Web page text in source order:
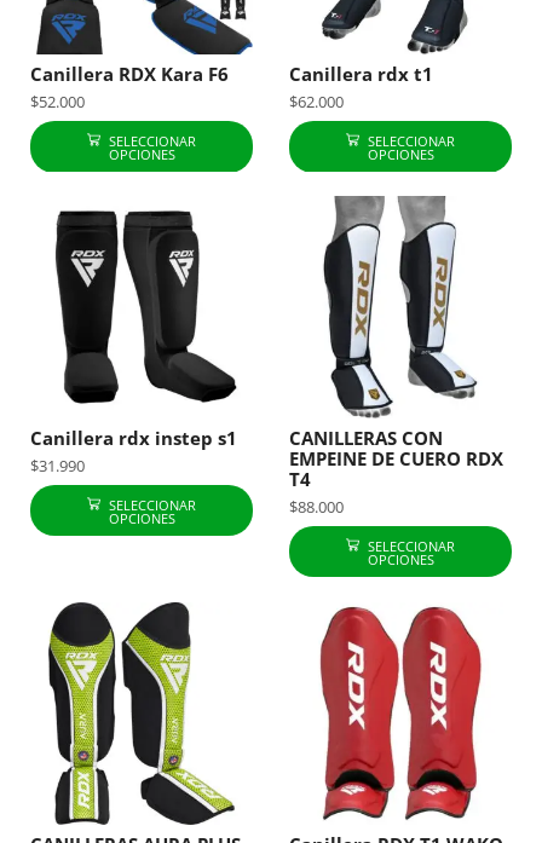
Canillera RDX Kara F6
$52.000
SELECCIONAR
OPCIONES
Canillera rdx t1
$62.000
SELECCIONAR
OPCIONES
Canillera rdx instep s1
$31.990
SELECCIONAR
OPCIONES
CANILLERAS CON
EMPEINE DE CUERO RDX
T4
$88.000
SELECCIONAR
OPCIONES